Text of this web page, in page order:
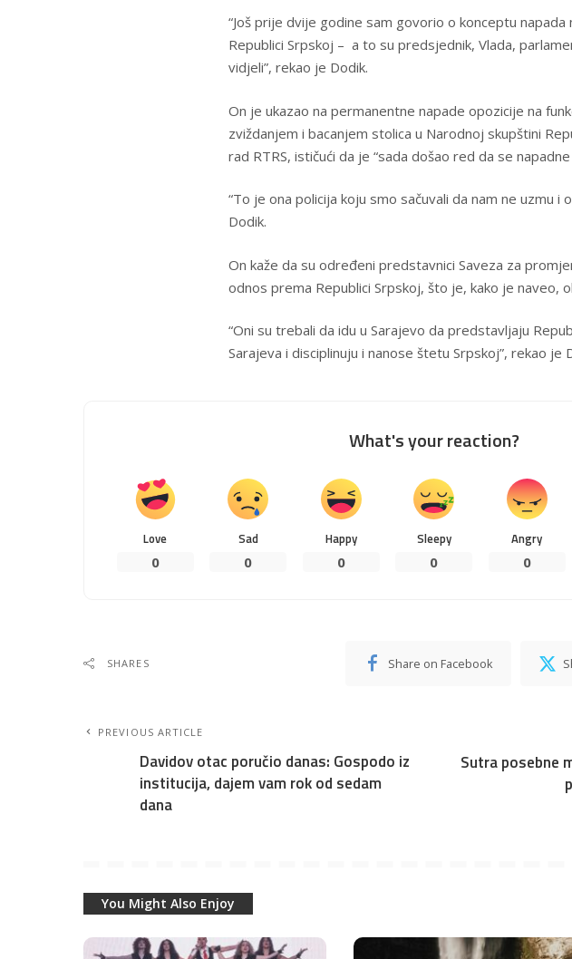
“Još prije dvije godine sam govorio o konceptu napada
Republici Srpskoj – a to su predsjednik, Vlada,
vidjeli”, rekao je Dodik.
On je ukazao na permanentne napade opozicije na
zviždanjem i bacanjem stolica u Narodnoj skupštini
rad RTRS, ističući da je “sada došao red da se napadne
“To je ona policija koju smo sačuvali da nam ne uzmu i
Dodik.
On kaže da su određeni predstavnici Saveza za
odnos prema Republici Srpskoj, što je, kako je naveo,
“Oni su trebali da idu u Sarajevo da predstavljaju
Sarajeva i disciplinuju i nanose štetu Srpskoj”, rekao je
What's your reaction?
Love
0
Sad
0
Happy
0
Sleepy
0
Angry
0
SHARES Share on Facebook
PREVIOUS ARTICLE
Davidov otac poručio danas: Gospodo iz
institucija, dajem vam rok od sedam
dana
Sutra posebne
You Might Also Enjoy